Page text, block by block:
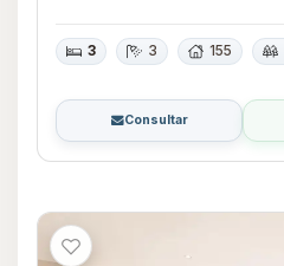
3 3 155
Consultar